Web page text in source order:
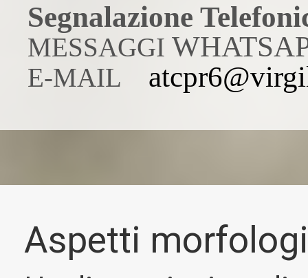
Segnalazione
MESSAGGI
E-MAIL
Aspetti